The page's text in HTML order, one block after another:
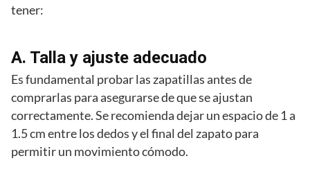
tener:
A. Talla y ajuste adecuado
Es fundamental probar las zapatillas antes de
comprarlas para asegurarse de que se ajustan
correctamente. Se recomienda dejar un espacio de 1 a
1.5 cm entre los dedos y el final del zapato para
permitir un movimiento cómodo.